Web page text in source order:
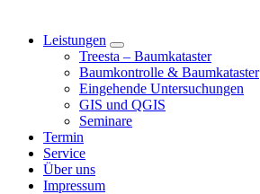
Leistungen
Treesta – Baumkataster
Baumkontrolle & Baumkataster
Eingehende Untersuchungen
GIS und QGIS
Seminare
Termin
Service
Über uns
Impressum